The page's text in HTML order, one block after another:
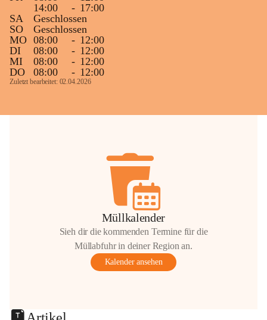
14:00
- 17:00
SA
Geschlossen
SO
Geschlossen
MO 08:00 - 12:00
DI
08:00 - 12:00
MI
08:00 - 12:00
DO
08:00 - 12:00
Zuletzt bearbeitet: 02.04.2026
Müllkalender
Sieh dir die kommenden Termine für die
Müllabfuhr in deiner Region an.
Kalender ansehen